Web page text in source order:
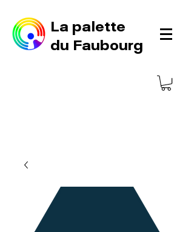
La palette
du Faubourg